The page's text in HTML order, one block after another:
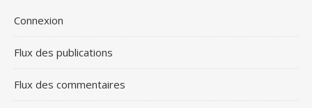
Connexion
Flux des publications
Flux des commentaires